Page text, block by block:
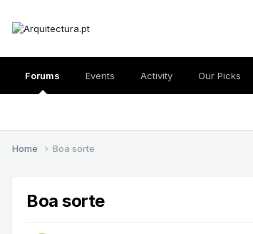
Forums Events Activity Our Picks
Home Boa sorte
Boa sorte